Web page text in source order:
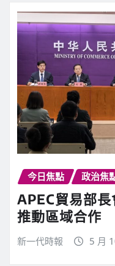
今日焦點 政治焦
APEC貿易部
推動區域合作
新一代時報 5 月